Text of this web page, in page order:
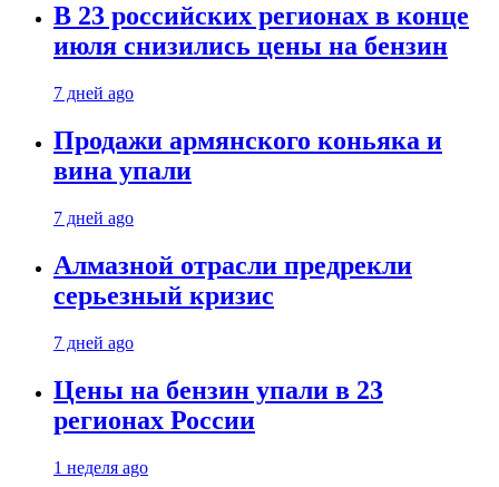
В 23 российских регионах в конце
июля снизились цены на бензин
7 дней ago
Продажи армянского коньяка и
вина упали
7 дней ago
Алмазной отрасли предрекли
серьезный кризис
7 дней ago
Цены на бензин упали в 23
регионах России
1 неделя ago